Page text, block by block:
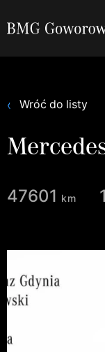
Wróć do listy
47601 km